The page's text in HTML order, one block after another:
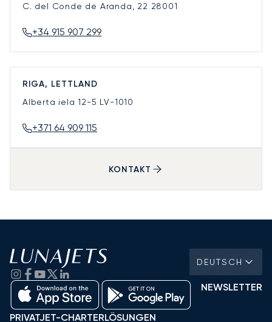
C. del Conde de Aranda, 22 28001
+34 915 907 299
RIGA, LETTLAND
Alberta iela 12-5 LV-1010
+371 64 909 115
KONTAKT
DEUTSCH
NEWSLETTER
PRIVATJET-CHARTERLÖSUNGEN